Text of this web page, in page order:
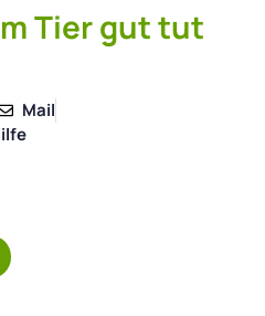
Tier gut tut
Mail